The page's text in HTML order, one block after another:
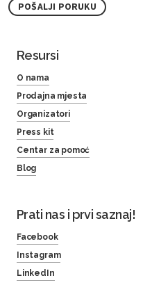
POŠALJI PORUKU
Resursi
O nama
Prodajna mjesta
Organizatori
Press kit
Centar za pomoć
Blog
Prati nas i prvi saznaj!
Facebook
Instagram
LinkedIn